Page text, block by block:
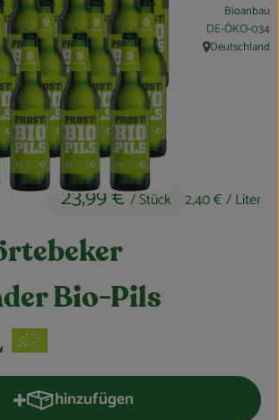
Geschenke
Bio-Pils
23,99 €/ Stück 2,40 €/ Liter
Bioanbau
, Kontrollstelle:
DE-ÖKO-034
, Herkunft:
Deutschland
hinzufügen
Produkt zum Warenkorb